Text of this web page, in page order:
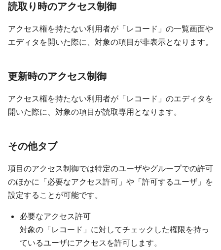
読取り時のアクセス制御
アクセス権を持たない利用者が「レコード」の一覧画面や
エディタを開いた際に、対象の項目が非表示となります。
更新時のアクセス制御
アクセス権を持たない利用者が「レコード」のエディタを
開いた際に、対象の項目が読取専用となります。
その他タブ
項目のアクセス制御では特定のユーザやグループでの許可
のほかに「必要なアクセス許可」や「許可するユーザ」を
設定することが可能です。
必要なアクセス許可
対象の「レコード」に対してチェックした権限を持っ
ているユーザにアクセスを許可します。